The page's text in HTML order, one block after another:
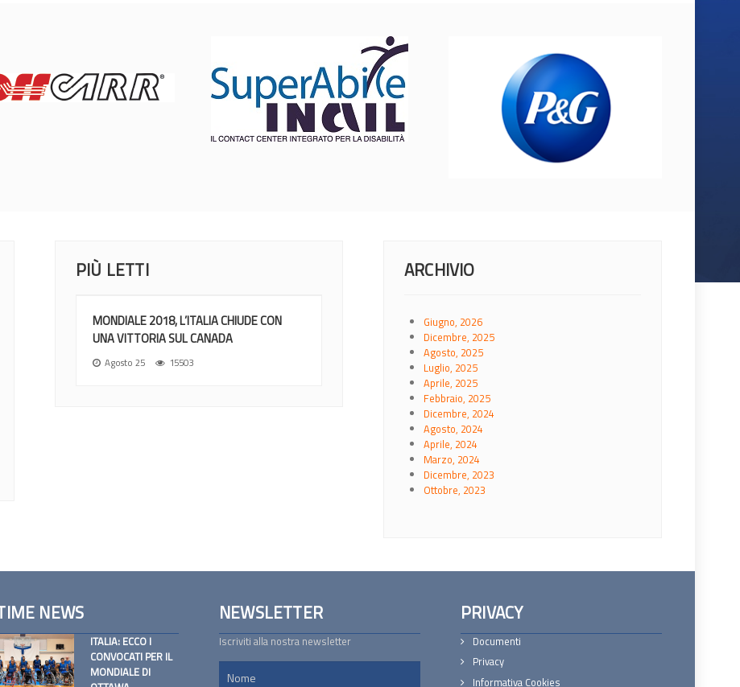
PIÙ LETTI
MONDIALE 2018, L’ITALIA CHIUDE CON
UNA VITTORIA SUL CANADA
Agosto 25 15503
ARCHIVIO
Giugno, 2026
Dicembre, 2025
Agosto, 2025
Luglio, 2025
Aprile, 2025
Febbraio, 2025
Dicembre, 2024
Agosto, 2024
Aprile, 2024
Marzo, 2024
Dicembre, 2023
Ottobre, 2023
NEWS
ITALIA: ECCO I
CONVOCATI PER IL
MONDIALE DI
NEWSLETTER
Iscriviti alla nostra newsletter
PRIVACY
Documenti
Privacy
Informativa Cookies